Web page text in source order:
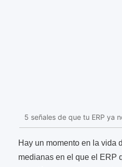
5 señales de que tu ERP ya
Hay un momento en la vida
medianas en el que el ERP